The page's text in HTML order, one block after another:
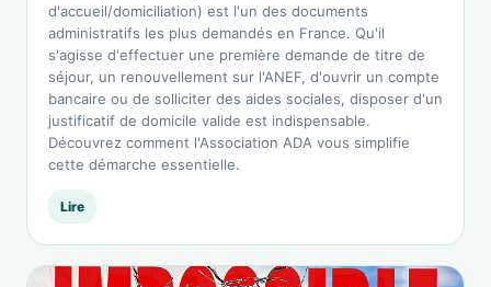
d'accueil/domiciliation) est l'un des documents
administratifs les plus demandés en France. Qu'il
s'agisse d'effectuer une première demande de titre de
séjour, un renouvellement sur l'ANEF, d'ouvrir un compte
bancaire ou de solliciter des aides sociales, disposer d'un
justificatif de domicile valide est indispensable.
Découvrez comment l'Association ADA vous simplifie
cette démarche essentielle.
Lire